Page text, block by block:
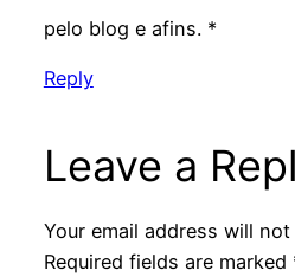
pelo blog e afins. *
Reply
Leave a
Your email address will
Required fields are marked